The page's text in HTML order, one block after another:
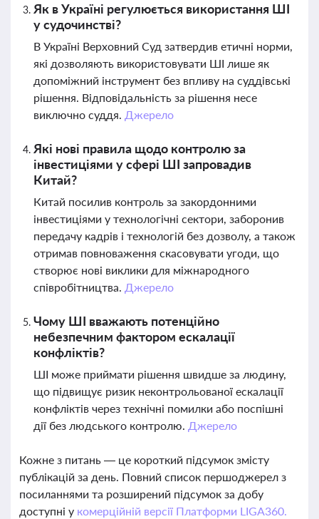
Як в Україні регулюється використання ШІ
у судочинстві?
В Україні Верховний Суд затвердив етичні норми,
які дозволяють використовувати ШІ лише як
допоміжний інструмент без впливу на суддівські
рішення. Відповідальність за рішення несе
виключно суддя. Джерело
Які нові правила щодо контролю за
інвестиціями у сфері ШІ запровадив
Китай?
Китай посилив контроль за закордонними
інвестиціями у технологічні сектори, заборонив
передачу кадрів і технологій без дозволу, а також
отримав повноваження скасовувати угоди, що
створює нові виклики для міжнародного
співробітництва. Джерело
Чому ШІ вважають потенційно
небезпечним фактором ескалації
конфліктів?
ШІ може приймати рішення швидше за людину,
що підвищує ризик неконтрольованої ескалації
конфліктів через технічні помилки або поспішні
дії без людського контролю. Джерело
Кожне з питань — це короткий підсумок змісту
публікацій за день. Повний список першоджерел з
посиланнями та розширений підсумок за добу
доступні у комерційній версії Платформи LIGA360.